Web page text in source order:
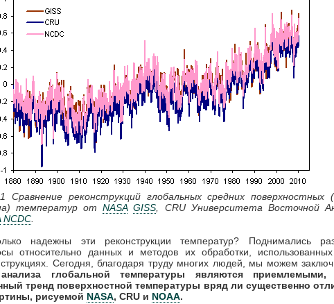
Сравнение реконструкций глобальных средних поверхностных
температур отNASA GISS , СRU Университета Восточной
NCDC
надежны эти реконструкции температур? Поднимались
относительно данных и методов их обработки,
Сегодня, благодаря труду многих людей, мы можем
глобальной температуры являются
тренд поверхностной температуры вряд ли существенно
рисуемой NASA, CRU и NOAA.